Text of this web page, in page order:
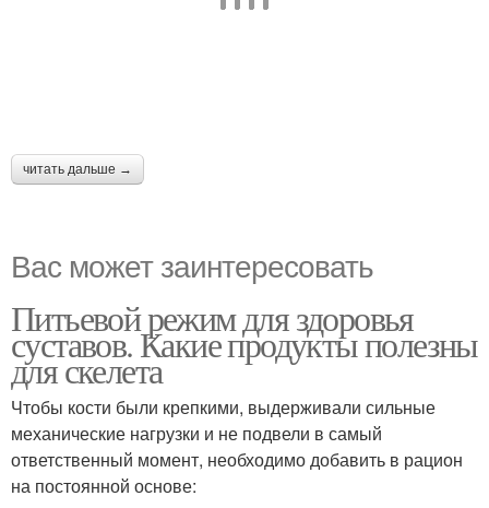
читать дальше →
Вас может заинтересовать
Питьевой режим для здоровья
суставов. Какие продукты полезны
для скелета
Чтобы кости были крепкими, выдерживали сильные
механические нагрузки и не подвели в самый
ответственный момент, необходимо добавить в рацион
на постоянной основе: